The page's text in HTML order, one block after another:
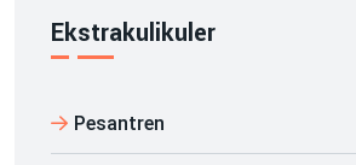
Ekstrakulikuler
Pesantren